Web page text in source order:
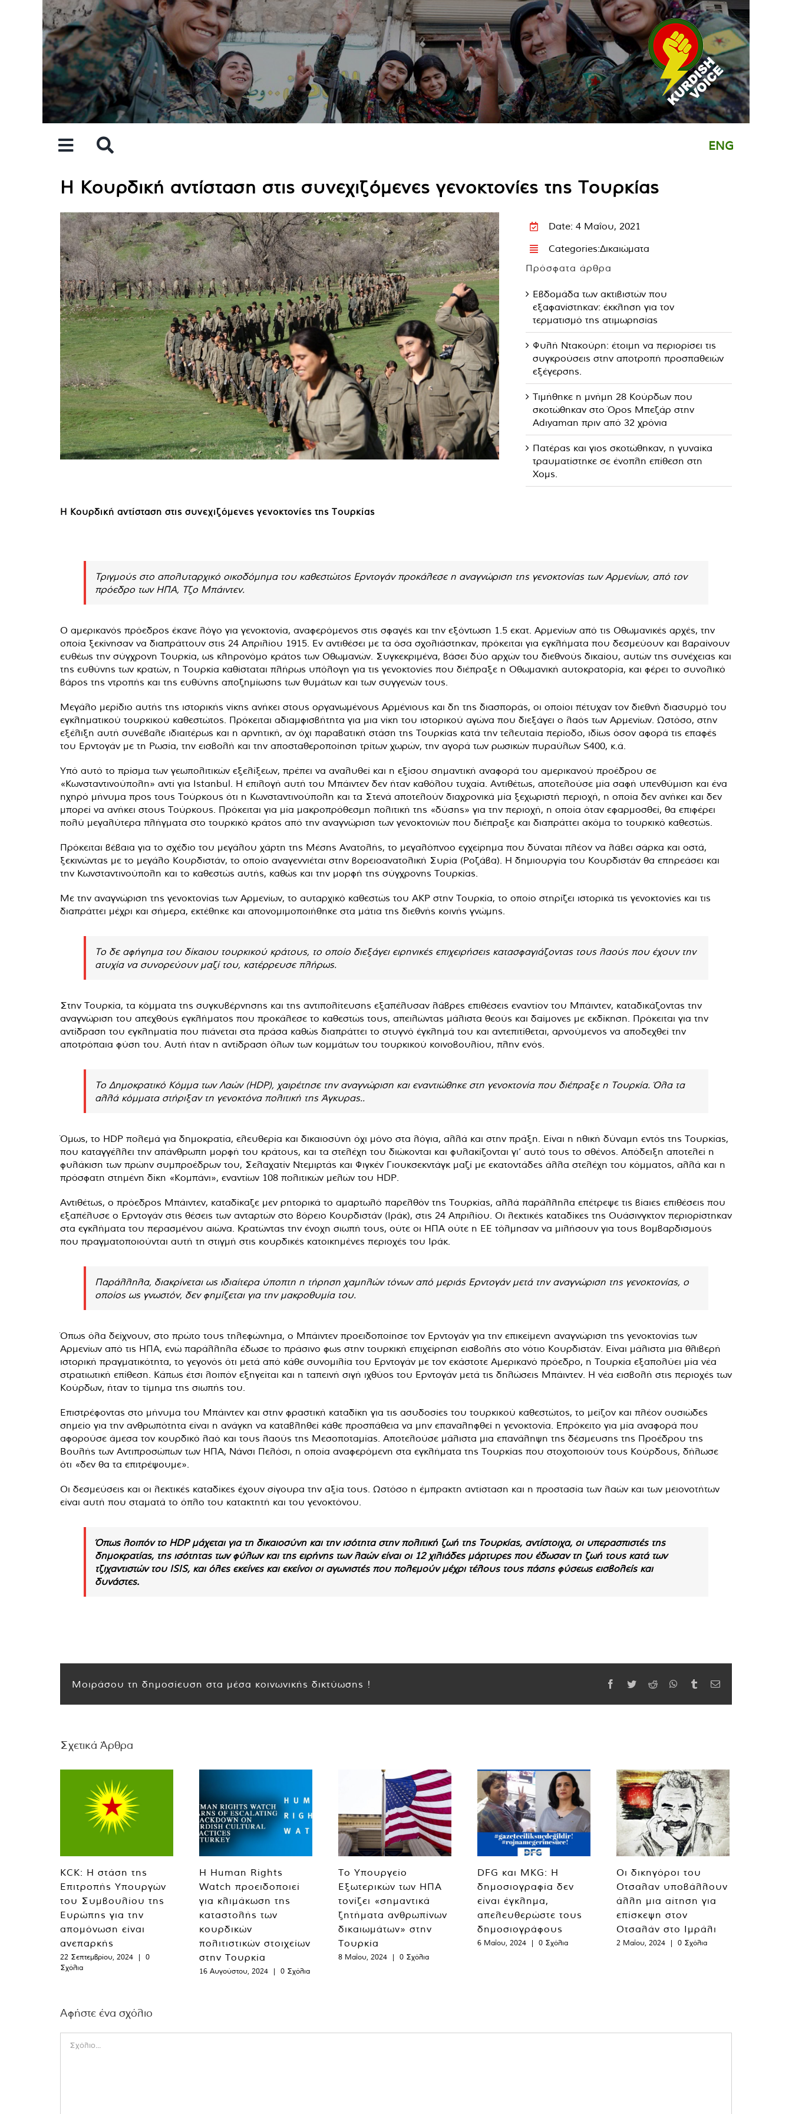
ENG
Η Κουρδική αντίσταση στις συνεχιζόμενες γενοκτονίες της Τουρκίας
Date: 4 Μαΐου, 2021
Categories:Δικαιώματα
Πρόσφατα άρθρα
Εβδομάδα των ακτιβιστών που
εξαφανίστηκαν: έκκληση για τον
τερματισμό της ατιμωρησίας
Φυλή Ντακούρη: έτοιμη να περιορίσει τις
συγκρούσεις στην αποτροπή προσπαθειών
εξέγερσης.
Τιμήθηκε η μνήμη 28 Κούρδων που
σκοτώθηκαν στο Όρος Μπεζάρ στην
Adıyaman πριν από 32 χρόνια
Πατέρας και γιος σκοτώθηκαν, η γυναίκα
τραυματίστηκε σε ένοπλη επίθεση στη
Χομς.
Η Κουρδική αντίσταση στις συνεχιζόμενες γενοκτονίες της Τουρκίας
Τριγμούς στο απολυταρχικό οικοδόμημα του καθεστώτος Ερντογάν προκάλεσε η αναγνώριση της γενοκτονίας των Αρμενίων, από τον
πρόεδρο των ΗΠΑ, Τζο Μπάιντεν.
Ο αμερικανός πρόεδρος έκανε λόγο για γενοκτονία, αναφερόμενος στις σφαγές και την εξόντωση 1.5 εκατ. Αρμενίων από τις Οθωμανικές αρχές, την
οποία ξεκίνησαν να διαπράττουν στις 24 Απριλίου 1915. Εν αντιθέσει με τα όσα σχολιάστηκαν, πρόκειται για εγκλήματα που δεσμεύουν και βαραίνουν
ευθέως την σύγχρονη Τουρκία, ως κληρονόμο κράτος των Οθωμανών. Συγκεκριμένα, βάσει δύο αρχών του διεθνούς δικαίου, αυτών της συνέχειας και
της ευθύνης των κρατών, η Τουρκία καθίσταται πλήρως υπόλογη για τις γενοκτονίες που διέπραξε η Οθωμανική αυτοκρατορία, και φέρει το συνολικό
βάρος της ντροπής και της ευθύνης αποζημίωσης των θυμάτων και των συγγενών τους.
Μεγάλο μερίδιο αυτής της ιστορικής νίκης ανήκει στους οργανωμένους Αρμένιους και δη της διασποράς, οι οποίοι πέτυχαν τον διεθνή διασυρμό του
εγκληματικού τουρκικού καθεστώτος. Πρόκειται αδιαμφισβήτητα για μια νίκη του ιστορικού αγώνα που διεξάγει ο λαός των Αρμενίων. Ωστόσο, στην
εξέλιξη αυτή συνέβαλε ιδιαιτέρως και η αρνητική, αν όχι παραβατική στάση της Τουρκίας κατά την τελευταία περίοδο, ιδίως όσον αφορά τις επαφές
του Ερντογάν με τη Ρωσία, την εισβολή και την αποσταθεροποίηση τρίτων χωρών, την αγορά των ρωσικών πυραύλων S400, κ.ά.
Υπό αυτό το πρίσμα των γεωπολιτικών εξελίξεων, πρέπει να αναλυθεί και η εξίσου σημαντική αναφορά του αμερικανού προέδρου σε
«Κωνσταντινούπολη» αντί για Istanbul. Η επιλογή αυτή του Μπάιντεν δεν ήταν καθόλου τυχαία. Αντιθέτως, αποτελούσε μία σαφή υπενθύμιση και ένα
ηχηρό μήνυμα προς τους Τούρκους ότι η Κωνσταντινούπολη και τα Στενά αποτελούν διαχρονικά μία ξεχωριστή περιοχή, η οποία δεν ανήκει και δεν
μπορεί να ανήκει στους Τούρκους. Πρόκειται για μία μακροπρόθεσμη πολιτική της «δύσης» για την περιοχή, η οποία όταν εφαρμοσθεί, θα επιφέρει
πολύ μεγαλύτερα πλήγματα στο τουρκικό κράτος από την αναγνώριση των γενοκτονιών που διέπραξε και διαπράττει ακόμα το τουρκικό καθεστώς.
Πρόκειται βέβαια για το σχέδιο του μεγάλου χάρτη της Μέσης Ανατολής, το μεγαλόπνοο εγχείρημα που δύναται πλέον να λάβει σάρκα και οστά,
ξεκινώντας με το μεγάλο Κουρδιστάν, το οποίο αναγεννιέται στην βορειοανατολική Συρία (Ροζάβα). Η δημιουργία του Κουρδιστάν θα επηρεάσει και
την Κωνσταντινούπολη και το καθεστώς αυτής, καθώς και την μορφή της σύγχρονης Τουρκίας.
Με την αναγνώριση της γενοκτονίας των Αρμενίων, το αυταρχικό καθεστώς του ΑΚΡ στην Τουρκία, το οποίο στηρίζει ιστορικά τις γενοκτονίες και τις
διαπράττει μέχρι και σήμερα, εκτέθηκε και απονομιμοποιήθηκε στα μάτια της διεθνής κοινής γνώμης.
Το δε αφήγημα του δίκαιου τουρκικού κράτους, το οποίο διεξάγει ειρηνικές επιχειρήσεις κατασφαγιάζοντας τους λαούς που έχουν την
ατυχία να συνορεύουν μαζί του, κατέρρευσε πλήρως.
Στην Τουρκία, τα κόμματα της συγκυβέρνησης και της αντιπολίτευσης εξαπέλυσαν λάβρες επιθέσεις εναντίον του Μπάιντεν, καταδικάζοντας την
αναγνώριση του απεχθούς εγκλήματος που προκάλεσε το καθεστώς τους, απειλώντας μάλιστα θεούς και δαίμονες με εκδίκηση. Πρόκειται για την
αντίδραση του εγκληματία που πιάνεται στα πράσα καθώς διαπράττει το στυγνό έγκλημά του και αντεπιτίθεται, αρνούμενος να αποδεχθεί την
αποτρόπαια φύση του. Αυτή ήταν η αντίδραση όλων των κομμάτων του τουρκικού κοινοβουλίου, πλην ενός.
Το Δημοκρατικό Κόμμα των Λαών (HDP), χαιρέτησε την αναγνώριση και εναντιώθηκε στη γενοκτονία που διέπραξε η Τουρκία. Όλα τα
αλλά κόμματα στήριξαν τη γενοκτόνα πολιτική της Άγκυρας..
Όμως, το HDP πολεμά για δημοκρατία, ελευθερία και δικαιοσύνη όχι μόνο στα λόγια, αλλά και στην πράξη. Είναι η ηθική δύναμη εντός της Τουρκίας,
που καταγγέλλει την απάνθρωπη μορφή του κράτους, και τα στελέχη του διώκονται και φυλακίζονται γι’ αυτό τους το σθένος. Απόδειξη αποτελεί η
φυλάκιση των πρώην συμπροέδρων του, Σελαχατίν Ντεμιρτάς και Φιγκέν Γιουκσεκντάγκ μαζί με εκατοντάδες άλλα στελέχη του κόμματος, αλλά και η
πρόσφατη στημένη δίκη «Κομπάνι», εναντίων 108 πολιτικών μελών του HDP.
Αντιθέτως, ο πρόεδρος Μπάιντεν, καταδίκαζε μεν ρητορικά το αμαρτωλό παρελθόν της Τουρκίας, αλλά παράλληλα επέτρεψε τις βίαιες επιθέσεις που
εξαπέλυσε ο Ερντογάν στις θέσεις των ανταρτών στο βόρειο Κουρδιστάν (Ιράκ), στις 24 Απριλίου. Οι λεκτικές καταδίκες της Ουάσινγκτον περιορίστηκαν
στα εγκλήματα του περασμένου αιώνα. Κρατώντας την ένοχη σιωπή τους, ούτε οι ΗΠΑ ούτε η ΕΕ τόλμησαν να μιλήσουν για τους βομβαρδισμούς
που πραγματοποιούνται αυτή τη στιγμή στις κουρδικές κατοικημένες περιοχές του Ιράκ.
Παράλληλα, διακρίνεται ως ιδιαίτερα ύποπτη η τήρηση χαμηλών τόνων από μεριάς Ερντογάν μετά την αναγνώριση της γενοκτονίας, ο
οποίος ως γνωστόν, δεν φημίζεται για την μακροθυμία του.
Όπως όλα δείχνουν, στο πρώτο τους τηλεφώνημα, ο Μπάιντεν προειδοποίησε τον Ερντογάν για την επικείμενη αναγνώριση της γενοκτονίας των
Αρμενίων από τις ΗΠΑ, ενώ παράλληλα έδωσε το πράσινο φως στην τουρκική επιχείρηση εισβολής στο νότιο Κουρδιστάν. Είναι μάλιστα μια θλιβερή
ιστορική πραγματικότητα, το γεγονός ότι μετά από κάθε συνομιλία του Ερντογάν με τον εκάστοτε Αμερικανό πρόεδρο, η Τουρκία εξαπολύει μία νέα
στρατιωτική επίθεση. Κάπως έτσι λοιπόν εξηγείται και η ταπεινή σιγή ιχθύος του Ερντογάν μετά τις δηλώσεις Μπάιντεν. Η νέα εισβολή στις περιοχές των
Κούρδων, ήταν το τίμημα της σιωπής του.
Επιστρέφοντας στο μήνυμα του Μπάιντεν και στην φραστική καταδίκη για τις ασυδοσίες του τουρκικού καθεστώτος, το μείζον και πλέον ουσιώδες
σημείο για την ανθρωπότητα είναι η ανάγκη να καταβληθεί κάθε προσπάθεια να μην επαναληφθεί η γενοκτονία. Επρόκειτο για μία αναφορά που
αφορούσε άμεσα τον κουρδικό λαό και τους λαούς της Μεσοποταμίας. Αποτελούσε μάλιστα μια επανάληψη της δέσμευσης της Προέδρου της
Βουλής των Αντιπροσώπων των ΗΠΑ, Νάνσι Πελόσι, η οποία αναφερόμενη στα εγκλήματα της Τουρκίας που στοχοποιούν τους Κούρδους, δήλωσε
ότι «δεν θα τα επιτρέψουμε».
Οι δεσμεύσεις και οι λεκτικές καταδίκες έχουν σίγουρα την αξία τους. Ωστόσο η έμπρακτη αντίσταση και η προστασία των λαών και των μειονοτήτων
είναι αυτή που σταματά το όπλο του κατακτητή και του γενοκτόνου.
Όπως λοιπόν το HDP μάχεται για τη δικαιοσύνη και την ισότητα στην πολιτική ζωή της Τουρκίας, αντίστοιχα, οι υπερασπιστές της
δημοκρατίας, της ισότητας των φύλων και της ειρήνης των λαών είναι οι 12 χιλιάδες μάρτυρες που έδωσαν τη ζωή τους κατά των
τζιχαντιστών του ISIS, και όλες εκείνες και εκείνοι οι αγωνιστές που πολεμούν μέχρι τέλους τους πάσης φύσεως εισβολείς και
δυνάστες.
Μοιράσου τη δημοσίευση στα μέσα κοινωνικής δικτύωσης ! Facebook
TwitterReddit WhatsApp
TumblrEmail
Σχετικά Άρθρα
KCK: Η στάση της
Επιτροπής Υπουργών
του Συμβουλίου της
Ευρώπης για την
απομόνωση είναι
ανεπαρκής
22 Σεπτεμβρίου, 2024 |
0
Σχόλια
Η Human Rights
Watch προειδοποιεί
για κλιμάκωση της
καταστολής των
κουρδικών
πολιτιστικών στοιχείων
στην Τουρκία
16 Αυγούστου, 2024 | 0 Σχόλια
Το Υπουργείο
Εξωτερικών των ΗΠΑ
τονίζει «σημαντικά
ζητήματα ανθρωπίνων
δικαιωμάτων» στην
Τουρκία
8 Μαΐου, 2024 | 0 Σχόλια
DFG και MKG: Η
δημοσιογραφία δεν
είναι έγκλημα,
απελευθερώστε τους
δημοσιογράφους
6 Μαΐου, 2024 | 0 Σχόλια
Οι δικηγόροι του
Οτσαλαν υποβάλλουν
άλλη μια αίτηση για
επίσκεψη στον
Οτσαλάν στο Ιμράλι
2 Μαΐου, 2024 | 0 Σχόλια
Αφήστε ένα σχόλιο